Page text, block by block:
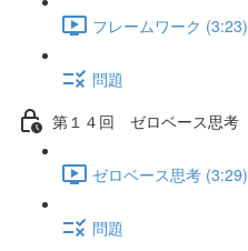
フレームワーク (3:23)
問題
第１４回 ゼロベース思考
ゼロベース思考 (3:29)
問題